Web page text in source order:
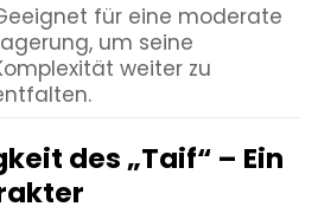
für eine moderate
um seine
weiter zu
des „Taif“ – Ein